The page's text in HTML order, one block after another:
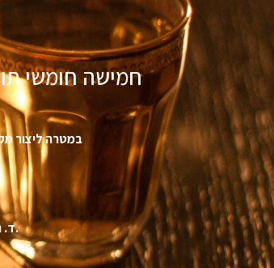
חמישה חומשי
במטרה ליצור
ד. נוסח הַשַּרְח (הפירוש הארוך) לחלק מן הפסוקים המלוקטים מספריו או מכתבי חכמינו ז”ל משמו של רבי סעדיה גאון.